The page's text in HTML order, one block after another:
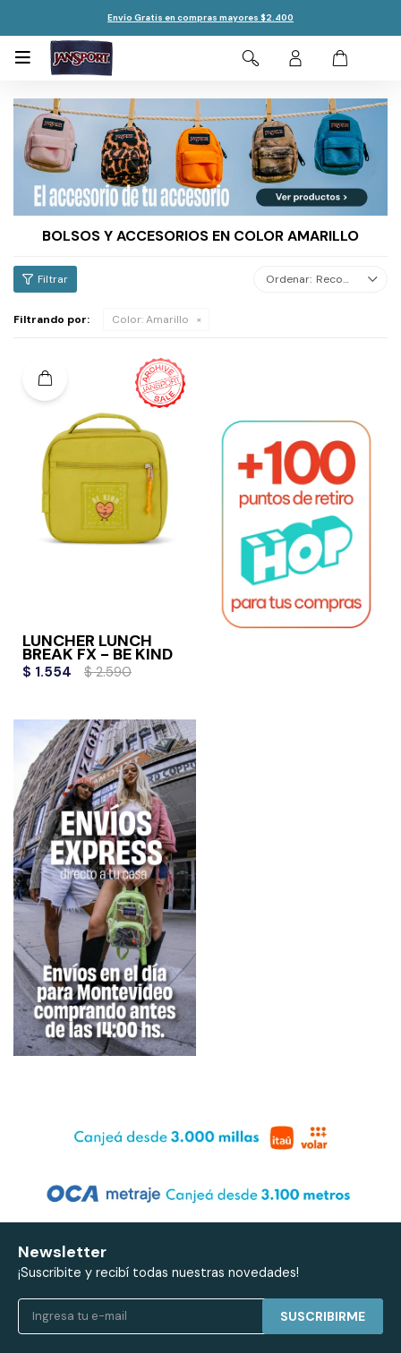
Envío Gratis en compras mayores $2.400

BOLSOS Y ACCESORIOS EN COLOR AMARILLO
Recomendados
Filtrando por: Color:Amarillo
LUNCHER LUNCH
BREAK FX - BE KIND
$ 1.554 $ 2.590
Newsletter
¡Suscribite y recibí todas nuestras novedades!
SUSCRIBIRME